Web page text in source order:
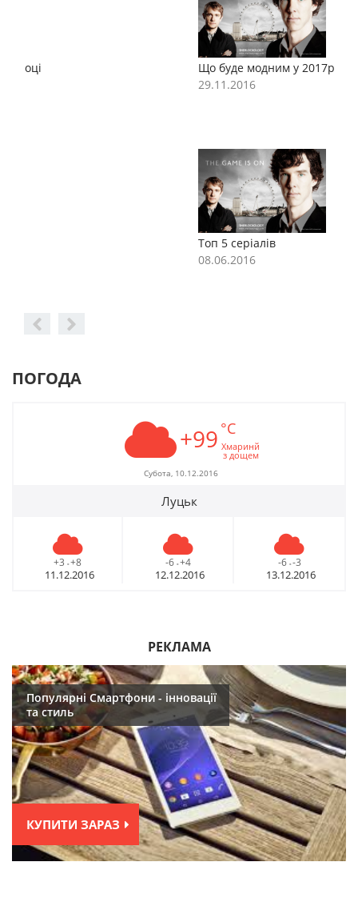
Що буде модним у 2017році
ПОГОДА
+99 °C
Хмаринй
з дощем
Субота, 10.12.2016
Луцьк
+3 - +8
11.12.2016
-6 - +4
12.12.2016
-6 - -3
13.12.2016
РЕКЛАМА
Популярні Смартфони - інновації
та стиль
КУПИТИ ЗАРАЗ